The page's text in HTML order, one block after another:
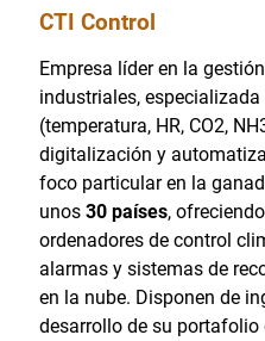
CTI Control
Empresa líder en la
industriales,
(temperatura, HR, CO2,
digitalización y
foco particular en la
unos 30 países,
ordenadores de control
alarmas y sistemas de
en la nube. Disponen de
desarrollo de su